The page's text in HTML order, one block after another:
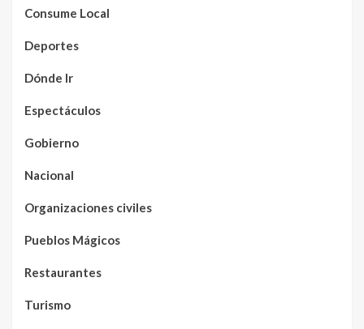
Consume Local
Deportes
Dónde Ir
Espectáculos
Gobierno
Nacional
Organizaciones civiles
Pueblos Mágicos
Restaurantes
Turismo